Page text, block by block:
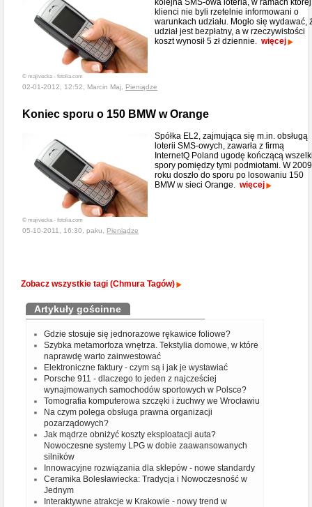
© majivecka - fotolia.com
kolejna SMS-owa loteria, w ramach której
klienci nie byli rzetelnie informowani o
warunkach udziału. Mogło się wydawać,
udział jest bezpłatny, a w rzeczywistości
koszt wynosił 5 zł dziennie. więcej
02-01-2012, 12:52, Marcin Maj, Pieniądze
Koniec sporu o 150 BMW w Orange
© majivecka - fotolia.com
Spółka EL2, zajmująca się m.in. obsługą
loterii SMS-owych, zawarła z firmą
InternetQ Poland ugodę kończącą
spory pomiędzy tymi podmiotami. W 2009
roku doszło do sporu po losowaniu 150
BMW w sieci Orange. więcej
05-10-2011, 16:30, paku, Pieniądze
Zobacz wszystkie tagi (Chmura Tagów)
Artykuły gościnne
Gdzie stosuje się jednorazowe rękawice foliowe?
Szybka metamorfoza wnętrza. Tekstylia domowe, w które
naprawdę warto zainwestować
Elektroniczne faktury - czym są i jak je wystawiać
Porsche 911 - dlaczego to jeden z najcześciej
wynajmowanych samochodów sportowych w Polsce?
Tomografia komputerowa szczęki i żuchwy we Wrocławiu
Na czym polega obsługa prawna organizacji
pozarządowych?
Jak mądrze obniżyć koszty eksploatacji auta?
Nowoczesne systemy LPG w dobie zaawansowanych
silników
Innowacyjne rozwiązania dla sklepów - nowe standardy
Ceramika Bolesławiecka: Tradycja i Nowoczesność w
Jednym
Interaktywne atrakcje w Krakowie - nowy trend w